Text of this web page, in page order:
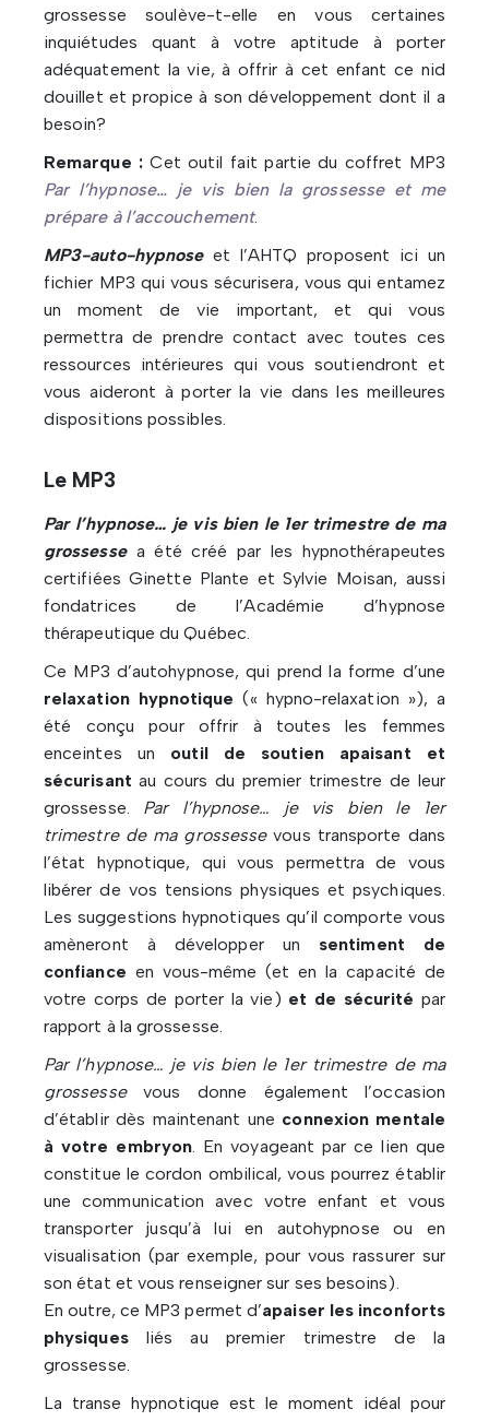
grossesse soulève-t-elle en vous certaines
inquiétudes quant à votre aptitude à porter
adéquatement la vie, à offrir à cet enfant ce nid
douillet et propice à son développement dont il a
besoin?
Remarque : Cet outil fait partie du coffret MP3
Par l’hypnose… je vis bien la grossesse et me
prépare à l’accouchement.
MP3-auto-hypnose et l’AHTQ proposent ici un
fichier MP3 qui vous sécurisera, vous qui entamez
un moment de vie important, et qui vous
permettra de prendre contact avec toutes ces
ressources intérieures qui vous soutiendront et
vous aideront à porter la vie dans les meilleures
dispositions possibles.
Le MP3
Par l’hypnose… je vis bien le 1er trimestre de ma
grossessea été créé par les hypnothérapeutes
certifiées Ginette Plante et Sylvie Moisan, aussi
fondatrices de l’Académie d’hypnose
thérapeutique du Québec.
Ce MP3 d’autohypnose, qui prend la forme d’une
relaxation hypnotique (« hypno-relaxation »), a
été conçu pour offrir à toutes les femmes
enceintes un outil de soutien apaisant et
sécurisant au cours du premier trimestre de leur
grossesse. Par l’hypnose… je vis bien le 1er
trimestre de ma grossessevous transporte dans
l’état hypnotique, qui vous permettra de vous
libérer de vos tensions physiques et psychiques.
Les suggestions hypnotiques qu’il comporte vous
amèneront à développer un sentiment de
confiance en vous-même (et en la capacité de
votre corps de porter la vie) et de sécurité par
rapport à la grossesse.
Par l’hypnose… je vis bien le 1er trimestre de ma
grossessevous donne également l’occasion
d’établir dès maintenant une connexion mentale
à votre embryon. En voyageant par ce lien que
constitue le cordon ombilical, vous pourrez établir
une communication avec votre enfant et vous
transporter jusqu’à lui en autohypnose ou en
visualisation (par exemple, pour vous rassurer sur
son état et vous renseigner sur ses besoins).
En outre, ce MP3 permet d’apaiser les inconforts
physiquesliés au premier trimestre de la
grossesse.
La transe hypnotique est le moment idéal pour